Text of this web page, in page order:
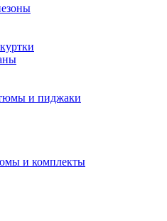
и пиджаки
и комплекты